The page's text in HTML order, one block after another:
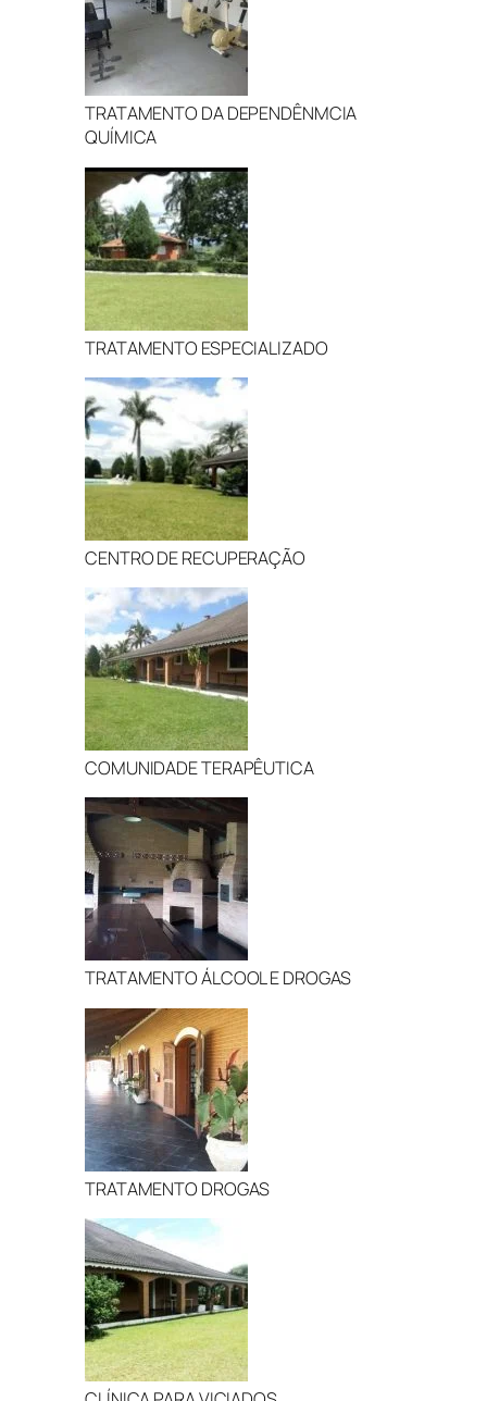
TRATAMENTO DA DEPENDÊNMCIA
QUÍMICA
TRATAMENTO ESPECIALIZADO
CENTRO DE RECUPERAÇÃO
COMUNIDADE TERAPÊUTICA
TRATAMENTO ÁLCOOL E DROGAS
TRATAMENTO DROGAS